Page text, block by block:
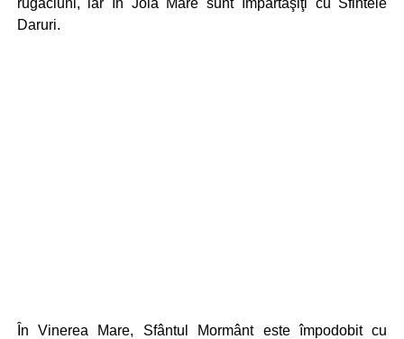
rugăciuni, iar în Joia Mare sunt împărtăşiţi cu Sfintele
Daruri.
În Vinerea Mare, Sfântul Mormânt este împodobit cu